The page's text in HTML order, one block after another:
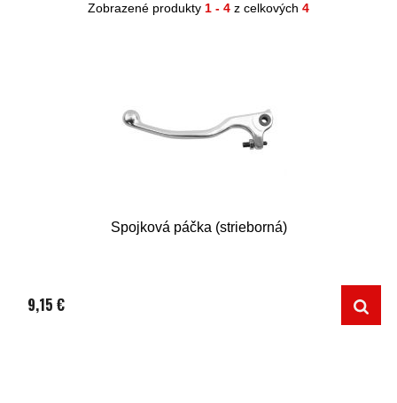
Zobrazené produkty 1 - 4 z celkových 4
Spojková páčka (strieborná)
9,15 €